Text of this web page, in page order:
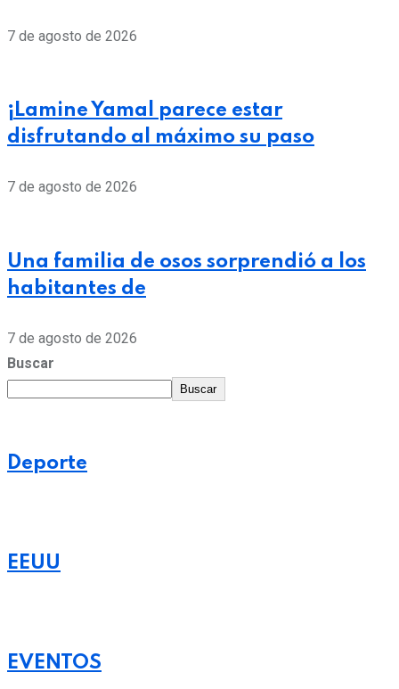
7 de agosto de 2026
¡Lamine Yamal parece estar
disfrutando al máximo su paso
7 de agosto de 2026
Una familia de osos sorprendió a los
habitantes de
7 de agosto de 2026
Buscar
Buscar
Deporte
EEUU
EVENTOS